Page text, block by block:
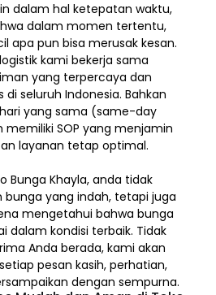
dalam hal ketepatan waktu,
dalam momen tertentu,
apa pun bisa merusak kesan.
kami bekerja sama
yang terpercaya dan
seluruh Indonesia. Bahkan
yang sama (same-day
memiliki SOP yang menjamin
layanan tetap optimal.
Bunga Khayla, anda tidak
yang indah, tetapi juga
mengetahui bahwa bunga
dalam kondisi terbaik. Tidak
Anda berada, kami akan
pesan kasih, perhatian,
dengan sempurna.